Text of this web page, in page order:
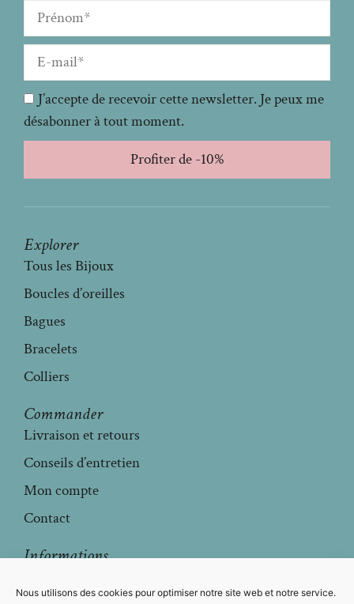
Nous utilisons des cookies pour optimiser notre site web et notre service.
J’accepte de recevoir cette newsletter. Je peux me
désabonner à tout moment.
Profiter de -10%
Explorer
Tous les Bijoux
Boucles d’oreilles
Bagues
Bracelets
Colliers
Commander
Livraison et retours
Conseils d’entretien
Mon compte
Contact
Informations